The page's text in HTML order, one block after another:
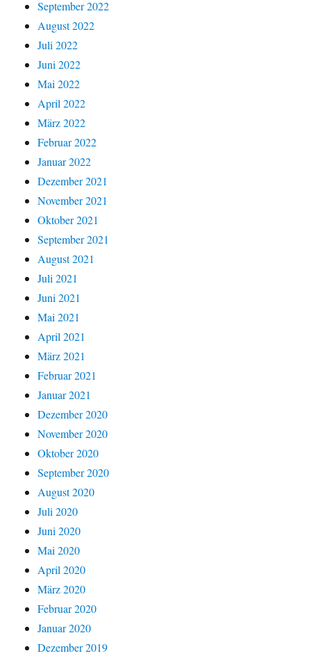
September 2022
August 2022
Juli 2022
Juni 2022
Mai 2022
April 2022
März 2022
Februar 2022
Januar 2022
Dezember 2021
November 2021
Oktober 2021
September 2021
August 2021
Juli 2021
Juni 2021
Mai 2021
April 2021
März 2021
Februar 2021
Januar 2021
Dezember 2020
November 2020
Oktober 2020
September 2020
August 2020
Juli 2020
Juni 2020
Mai 2020
April 2020
März 2020
Februar 2020
Januar 2020
Dezember 2019